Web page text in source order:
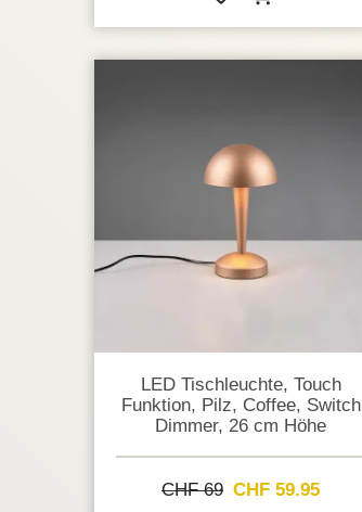
LED Tischleuchte, Touch
Funktion, Pilz, Coffee, Switch
Dimmer, 26 cm Höhe
CHF 69 CHF 59.95